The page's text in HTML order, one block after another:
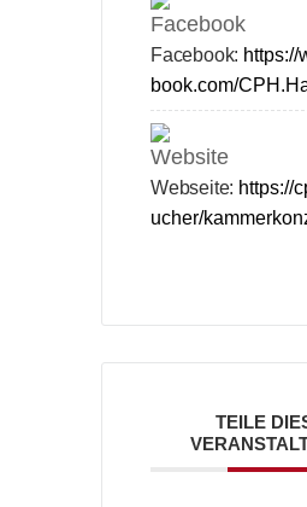
Facebook: https://
book.com/
Webseite: https://
ucher/
TEILE